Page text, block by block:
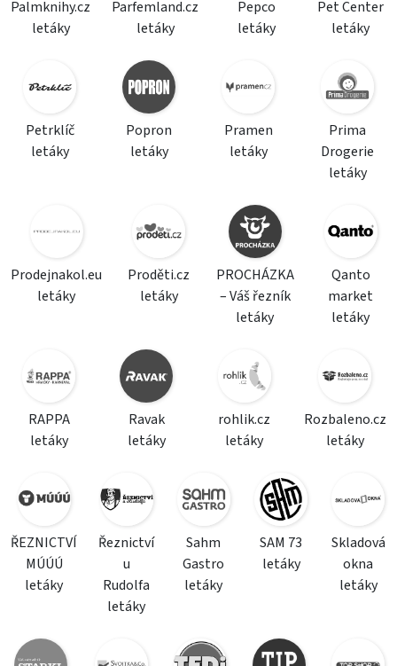
Palmknihy.cz
letáky
Parfemland.cz
letáky
Pepco
letáky
Pet Center
letáky
Petrklíč
letáky
Popron
letáky
Pramen
letáky
Prima
Drogerie
letáky
Prodejnakol.eu
letáky
Proděti.cz
letáky
PROCHÁZKA
– Váš řezník
letáky
Qanto
market
letáky
RAPPA
letáky
Ravak
letáky
rohlik.cz
letáky
Rozbaleno.cz
letáky
ŘEZNICTVÍ
MÚÚÚ
letáky
Řeznictví
u
Rudolfa
letáky
Sahm
Gastro
letáky
SAM 73
letáky
Skladová
okna
letáky